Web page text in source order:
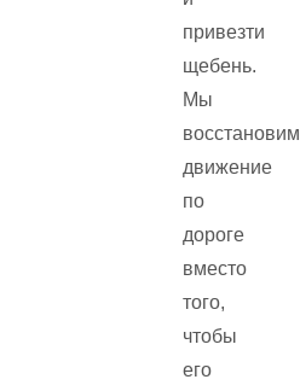
привезти
щебень.
Мы
восстановим
движение
по
дороге
вместо
того,
чтобы
его